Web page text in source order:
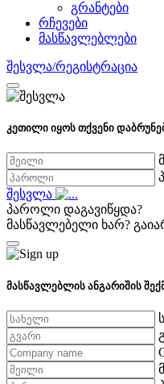
გრანტები
რჩევები
მასწავლებლები
შესვლა/რეგისტრაცია
კეთილი იყოს თქვენი
შესვლა
პაროლი დაგავიწყდა?
მასწავლებელი ხარ?
მასწავლებლის ანგარიშის